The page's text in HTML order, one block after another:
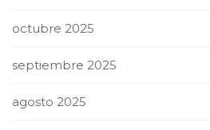
octubre 2025
septiembre 2025
agosto 2025